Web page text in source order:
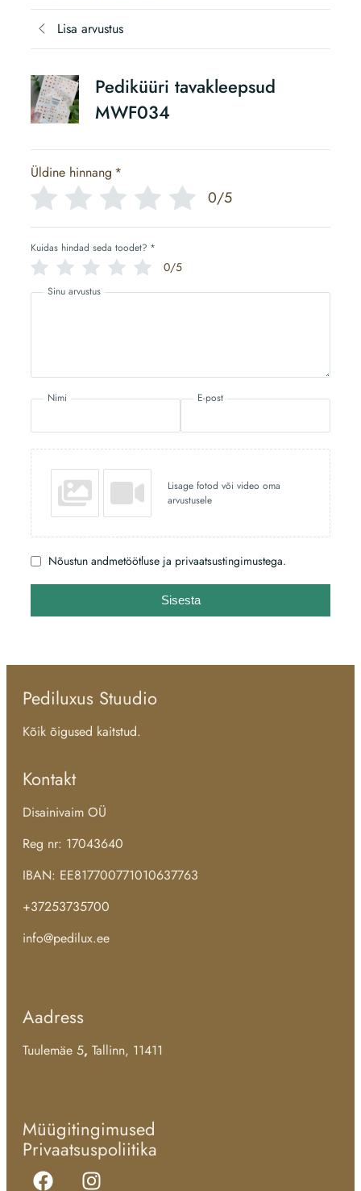
Lisa arvustus
Pediküüri tavakleepsud
MWF034
Üldine hinnang *
0/5
Kuidas hindad seda toodet? *
0/5
Sinu arvustus
Nimi E-post
Lisage fotod või video oma
arvustusele
Nõustun andmetöötluse ja privaatsustingimustega.
Sisesta
Pediluxus Stuudio
Kõik õigused kaitstud.
Kontakt
Disainivaim OÜ
Reg nr: 17043640
IBAN: EE817700771010637763
+37253735700
info@pedilux.ee
Aadress
Tuulemäe 5, Tallinn, 11411
Müügitingimused
Privaatsuspoliitika